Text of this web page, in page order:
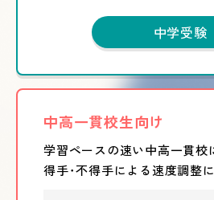
中学受験
中高一貫校生向け
学習ペースの速い中高一貫校
得手･不得手による速度調整